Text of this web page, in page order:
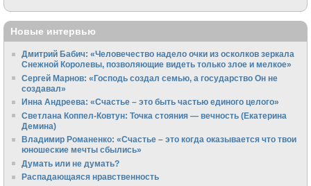
Новые интервью
Дмитрий Бабич: «Человечество надело очки из осколков зеркала
Снежной Королевы, позволяющие видеть только злое и мелкое»
Сергей Марнов: «Господь создал семью, а государство Он не
создавал»
Инна Андреева: «Счастье – это быть частью единого целого»
Светлана Коппел-Ковтун: Точка стояния — вечность (Екатерина
Демина)
Владимир Романенко: «Счастье – это когда оказывается что твои
юношеские мечты сбылись»
Думать или не думать?
Распадающаяся нравственность